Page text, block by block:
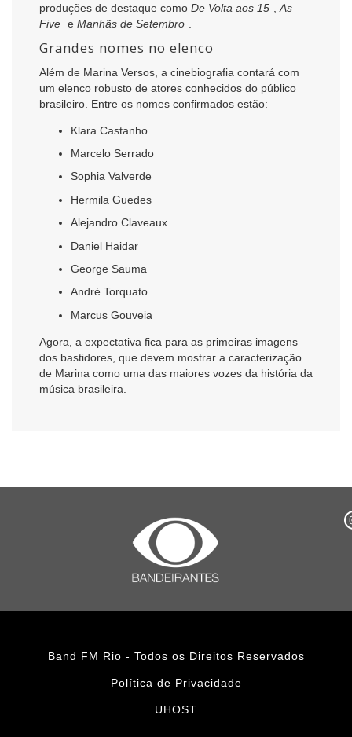
produções de destaque como De Volta aos 15
As
Five e Manhãs de Setembro
Grandes nomes no elenco
Além de Marina Versos, a cinebiografia contará com
um elenco robusto de atores conhecidos do público
brasileiro. Entre os nomes confirmados estão:
Klara Castanho
Marcelo Serrado
Sophia Valverde
Hermila Guedes
Alejandro Claveaux
Daniel Haidar
George Sauma
André Torquato
Marcus Gouveia
Agora, a expectativa fica para as primeiras imagens
dos bastidores, que devem mostrar a caracterização
de Marina como uma das maiores vozes da história da
música brasileira.
Band FM Rio - Todos os Direitos Reservados
Política de Privacidade
UHOST